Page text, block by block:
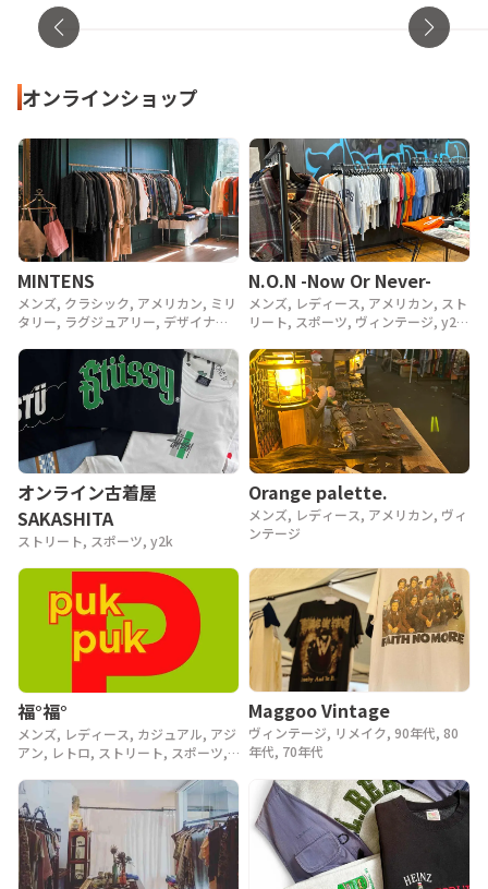
オンラインショップ
MINTENS
メンズ, クラシック, アメリカン, ミリ
タリー, ラグジュアリー, デザイナー,
80年代, 70年代, 60年代, 50年代, 40
N.O.N -Now Or Never-
メンズ, レディース, アメリカン, スト
リート, スポーツ, ヴィンテージ, y2k,
オンライン古着屋
SAKASHITA
ストリート, スポーツ, y2k
Orange palette.
メンズ, レディース, アメリカン, ヴィ
ンテージ
福°福°
メンズ, レディース, カジュアル, アジ
アン, レトロ, ストリート, スポーツ,
Maggoo Vintage
ヴィンテージ, リメイク, 90年代, 80
年代, 70年代